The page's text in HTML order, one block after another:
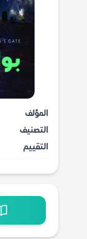
المؤلف
التصنيف
التقييم